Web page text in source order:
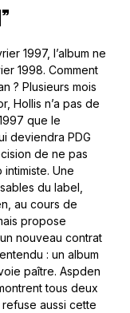
1997, l’album ne
1998. Comment
? Plusieurs mois
Hollis n’a pas de
que le
deviendra PDG
de ne pas
Une
du label,
au cours de
propose
nouveau contrat
: un album
paître. Aspden
tous deux
refuse aussi cette